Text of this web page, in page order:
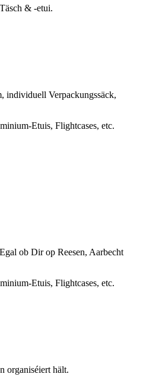
& -etui.
individuell Verpackungssäck,
Etuis, Flightcases, etc.
ob Dir op Reesen, Aarbecht
Etuis, Flightcases, etc.
organiséiert hält.